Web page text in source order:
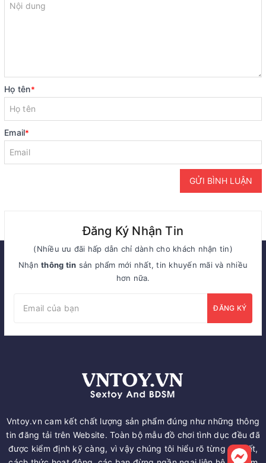
Họ tên*
Email*
GỬI BÌNH LUẬN
Đăng Ký Nhận Tin
(Nhiều ưu đãi hấp dẫn chỉ dành cho khách nhận tin)
Nhậnthông tin sản phẩm mới nhất, tin khuyến mãi và nhiều
hơn nữa.
ĐĂNG KÝ
Vntoy.vn cam kết chất lượng sản phẩm đúng như những thông
tin đăng tải trên Website. Toàn bộ mẫu đồ chơi tình dục đều đã
được kiểm định kỹ càng, vì vậy chúng tôi hiểu rõ từng chi tiết,